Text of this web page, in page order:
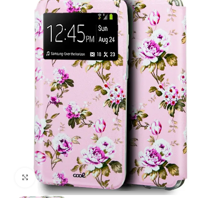
Click to enlarge